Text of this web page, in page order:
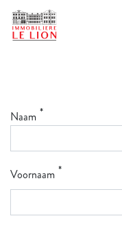
Naam
Voornaam